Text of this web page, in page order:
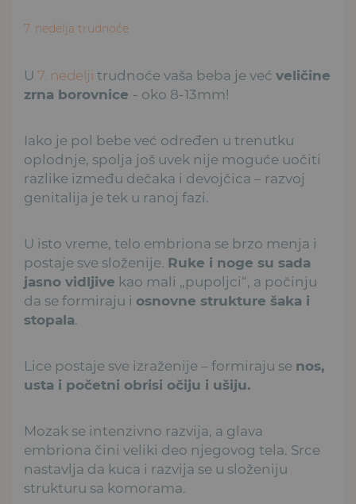
7. nedelja trudnoće
U 7. nedelji trudnoće vaša beba je već veličine
zrna borovnice - oko 8-13mm!
Iako je pol bebe već određen u trenutku
oplodnje, spolja još uvek nije moguće uočiti
razlike između dečaka i devojčica – razvoj
genitalija je tek u ranoj fazi.
U isto vreme, telo embriona se brzo menja i
postaje sve složenije. Ruke i noge su sada
jasno vidljive kao mali „pupoljci“, a počinju
da se formiraju i osnovne strukture šaka i
stopala.
Lice postaje sve izraženije – formiraju se nos,
usta i početni obrisi očiju i ušiju.
Mozak se intenzivno razvija, a glava
embriona čini veliki deo njegovog tela. Srce
nastavlja da kuca i razvija se u složeniju
strukturu sa komorama.